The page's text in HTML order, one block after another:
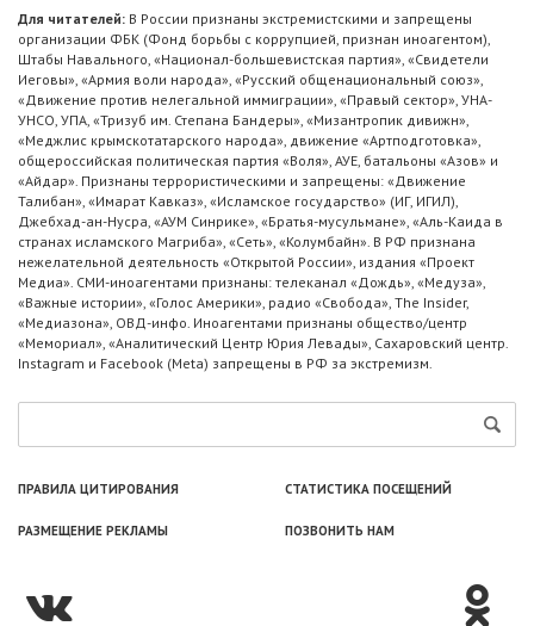
Для читателей: В России признаны экстремистскими и запрещены
организации ФБК (Фонд борьбы с коррупцией, признан иноагентом),
Штабы Навального, «Национал-большевистская партия», «Свидетели
Иеговы», «Армия воли народа», «Русский общенациональный союз»,
«Движение против нелегальной иммиграции», «Правый сектор», УНА-
УНСО, УПА, «Тризуб им. Степана Бандеры», «Мизантропик дивижн»,
«Меджлис крымскотатарского народа», движение «Артподготовка»,
общероссийская политическая партия «Воля», АУЕ, батальоны «Азов» и
«Айдар». Признаны террористическими и запрещены: «Движение
Талибан», «Имарат Кавказ», «Исламское государство» (ИГ, ИГИЛ),
Джебхад-ан-Нусра, «АУМ Синрике», «Братья-мусульмане», «Аль-Каида в
странах исламского Магриба», «Сеть», «Колумбайн». В РФ признана
нежелательной деятельность «Открытой России», издания «Проект
Медиа». СМИ-иноагентами признаны: телеканал «Дождь», «Медуза»,
«Важные истории», «Голос Америки», радио «Свобода», The Insider,
«Медиазона», ОВД-инфо. Иноагентами признаны общество/центр
«Мемориал», «Аналитический Центр Юрия Левады», Сахаровский центр.
Instagram и Facebook (Metа) запрещены в РФ за экстремизм.
ПРАВИЛА ЦИТИРОВАНИЯ СТАТИСТИКА ПОСЕЩЕНИЙ
РАЗМЕЩЕНИЕ РЕКЛАМЫ ПОЗВОНИТЬ НАМ